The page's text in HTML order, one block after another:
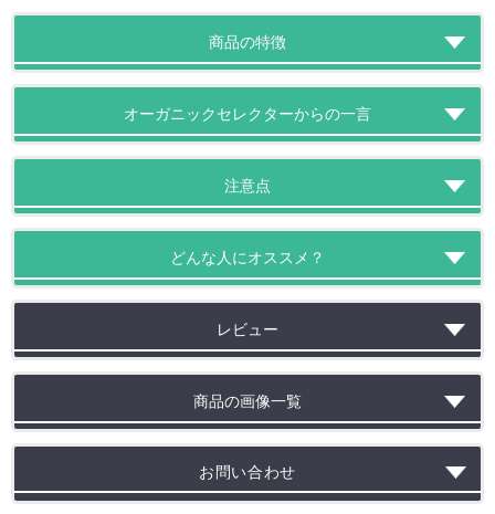
商品の特徴
オーガニックセレクターからの一言
注意点
どんな人にオススメ？
レビュー
商品の画像一覧
お問い合わせ